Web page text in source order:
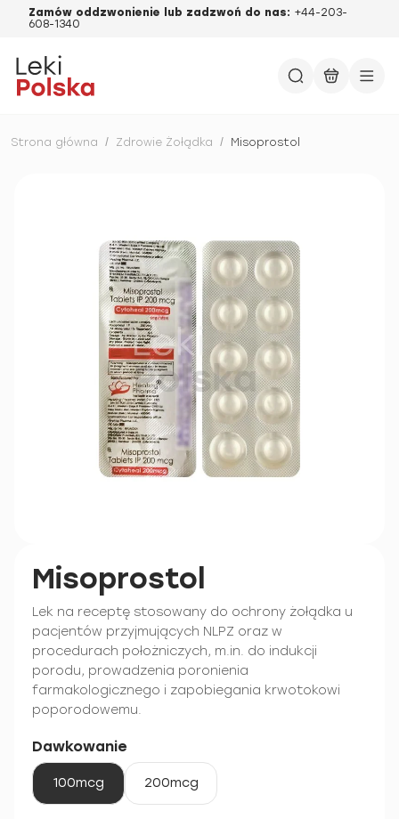
Zamów oddzwonienie lub zadzwoń do nas: +44-203-
608-1340
Strona główna / Zdrowie Żołądka / Misoprostol
Misoprostol
Lek na receptę stosowany do ochrony żołądka u
pacjentów przyjmujących NLPZ oraz w
procedurach położniczych, m.in. do indukcji
porodu, prowadzenia poronienia
farmakologicznego i zapobiegania krwotokowi
poporodowemu.
Dawkowanie
100mcg 200mcg